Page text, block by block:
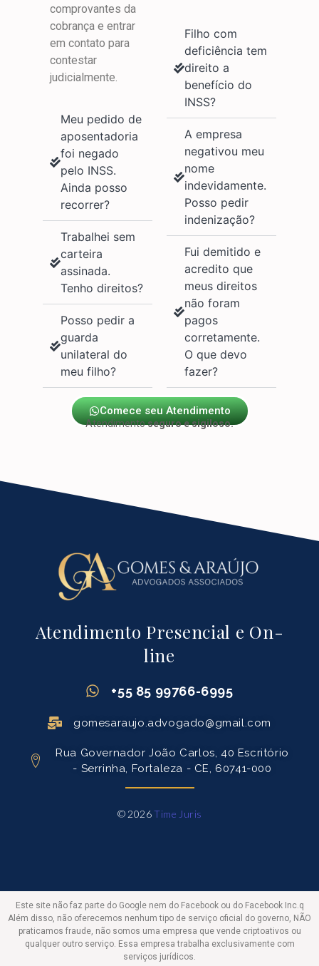
comprovantes da
cobrança e entrar
em contato para
contestar
judicialmente.
Meu pedido de
aposentadoria
foi negado
pelo INSS.
Ainda posso
recorrer?
Trabalhei sem
carteira
assinada.
Tenho direitos?
Posso pedir a
guarda
unilateral do
meu filho?
Filho com
deficiência tem
direito a
benefício do
INSS?
A empresa
negativou meu
nome
indevidamente.
Posso pedir
indenização?
Fui demitido e
acredito que
meus direitos
não foram
pagos
corretamente.
O que devo
fazer?
Comece seu Atendimento
Atendimentoseguro e sigiloso.
Atendimento Presencial e On-
line
+55 85 99766-6995
gomesaraujo.advogado@gmail.com
Rua Governador João Carlos, 40 Escritório
- Serrinha, Fortaleza - CE, 60741-000
© 2026Time Juris
Este site não faz parte do Google nem do Facebook ou do Facebook Inc.q
Além disso, não oferecemos nenhum tipo de serviço oficial do governo, NÃO
praticamos fraude, não somos uma empresa que vende criptoativos ou
qualquer outro serviço. Essa empresa trabalha exclusivamente com
serviços jurídicos.